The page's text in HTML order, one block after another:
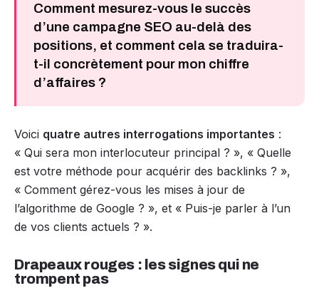
Comment mesurez-vous le succès
d’une campagne SEO au-delà des
positions, et comment cela se traduira-
t-il concrètement pour mon chiffre
d’affaires ?
Voici quatre autres interrogations importantes :
« Qui sera mon interlocuteur principal ? », « Quelle
est votre méthode pour acquérir des backlinks ? »,
« Comment gérez-vous les mises à jour de
l’algorithme de Google ? », et « Puis-je parler à l’un
de vos clients actuels ? ».
Drapeaux rouges : les signes qui ne
trompent pas